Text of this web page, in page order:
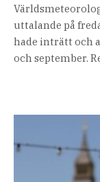
uttalande på
hade inträtt och
och september.